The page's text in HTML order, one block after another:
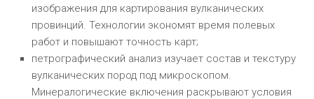
изображения для картирования вулканических
провинций. Технологии экономят время полевых
работ и повышают точность карт;
петрографический анализ изучает состав и текстуру
вулканических пород под микроскопом.
Минералогические включения раскрывают условия